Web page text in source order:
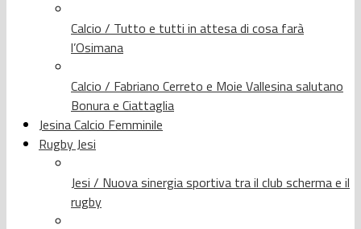
Calcio / Tutto e tutti in attesa di cosa farà
l’Osimana
Calcio / Fabriano Cerreto e Moie Vallesina salutano
Bonura e Ciattaglia
Jesina Calcio Femminile
Rugby Jesi
Jesi / Nuova sinergia sportiva tra il club scherma e il
rugby